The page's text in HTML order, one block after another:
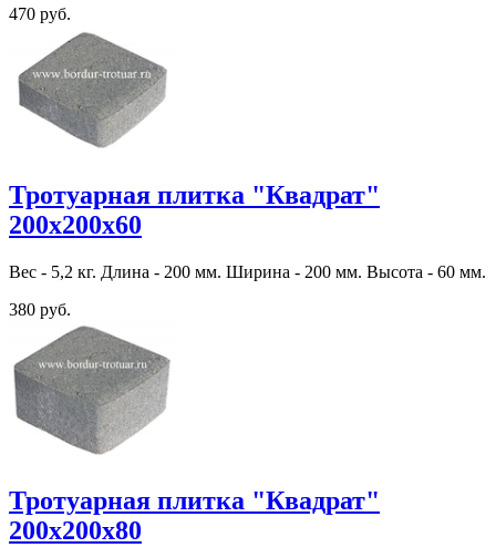
470 руб.
Тротуарная плитка "Квадрат"
200х200х60
Вес - 5,2 кг. Длина - 200 мм. Ширина - 200 мм. Высота - 60 мм.
380 руб.
Тротуарная плитка "Квадрат"
200х200х80